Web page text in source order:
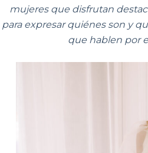
mujeres que disfrutan
para expresar quiénes son y
que hablen por